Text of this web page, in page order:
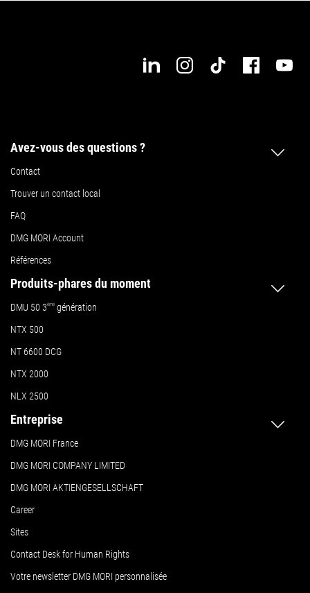
Avez-vous des questions ?
Contact
Trouver un contact local
FAQ
DMG MORI Account
Références
Produits-phares du moment
DMU 50 3ème génération
NTX 500
NT 6600 DCG
NTX 2000
NLX 2500
Entreprise
DMG MORI France
DMG MORI COMPANY LIMITED
DMG MORI AKTIENGESELLSCHAFT
Career
Sites
Contact Desk for Human Rights
Votre newsletter DMG MORI personnalisée